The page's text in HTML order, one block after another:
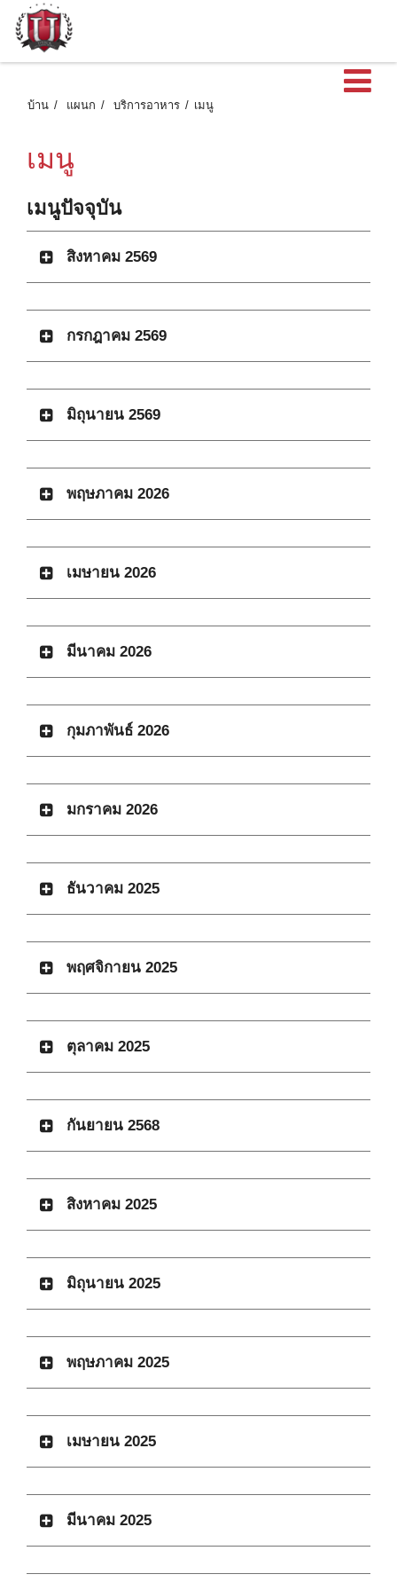
เ
บ้าน แผนก บริการอาหาร เมนู
เมนู
เมนูปัจจุบัน
สิงหาคม 2569
กรกฎาคม 2569
มิถุนายน 2569
พฤษภาคม 2026
เมษายน 2026
มีนาคม 2026
กุมภาพันธ์ 2026
มกราคม 2026
ธันวาคม 2025
พฤศจิกายน 2025
ตุลาคม 2025
กันยายน 2568
สิงหาคม 2025
มิถุนายน 2025
พฤษภาคม 2025
เมษายน 2025
มีนาคม 2025